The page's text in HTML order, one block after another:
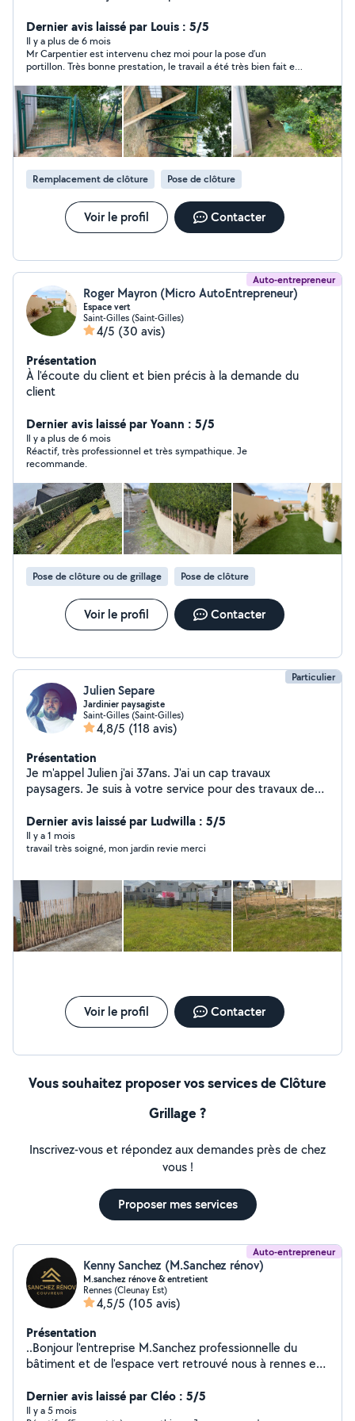
Dernier avis laissé par Louis : 5/5
Il y a plus de 6 mois
Mr Carpentier est intervenu chez moi pour la pose d’un
portillon. Très bonne prestation, le travail a été très bien fait et
Remplacement de clôture Pose de clôture
Voir le profil Contacter
Auto-entrepreneur
Roger Mayron (Micro AutoEntrepreneur)
Espace vert
Saint-Gilles (Saint-Gilles)
4/5 (30 avis)
Présentation
À l'écoute du client et bien précis à la demande du
client
Dernier avis laissé par Yoann : 5/5
Il y a plus de 6 mois
Réactif, très professionnel et très sympathique. Je
recommande.
Pose de clôture ou de grillage Pose de clôture
Voir le profil Contacter
Particulier
Julien Separe
Jardinier paysagiste
Saint-Gilles (Saint-Gilles)
4,8/5 (118 avis)
Présentation
Je m'appel Julien j'ai 37ans. J'ai un cap travaux
paysagers. Je suis à votre service pour des travaux de
haie, élagage, pose de gazon synthétique, pose de
clôture) ou tous autre entretien de jardin. Je suis aussi à
l'aise avec la peinture, nettoyage, pose d'étagères,
Dernier avis laissé par Ludwilla : 5/5
Il y a 1 mois
travail très soigné, mon jardin revie merci
Voir le profil Contacter
Vous souhaitez proposer vos services de Clôture
Grillage ?
Inscrivez-vous et répondez aux demandes près de chez
vous !
Proposer mes services
Auto-entrepreneur
Kenny Sanchez (M.Sanchez rénov)
M.sanchez rénove & entretient
Rennes (Cleunay Est)
4,5/5 (105 avis)
Présentation
..Bonjour l'entreprise M.Sanchez professionnelle du
bâtiment et de l'espace vert retrouvé nous à rennes en
Nous avons des équipes spécialisée dans le nettoyage
protection et colorisation de votre toiture * *Nous
Dernier avis laissé par Cléo : 5/5
Il y a 5 mois